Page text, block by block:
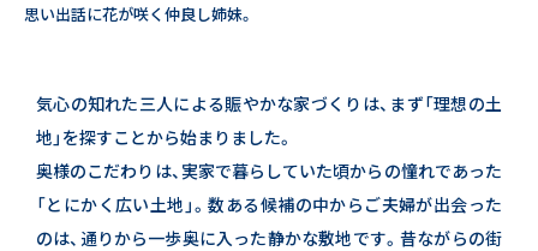
思い出話に花が咲く仲良し姉妹。
気心の知れた三人による賑やかな家づくりは、まず「理想の土
地」を探すことから始まりました。
奥様のこだわりは、実家で暮らしていた頃からの憧れであった
「とにかく広い土地」。数ある候補の中からご夫婦が出会った
のは、通りから一歩奥に入った静かな敷地です。昔ながらの街